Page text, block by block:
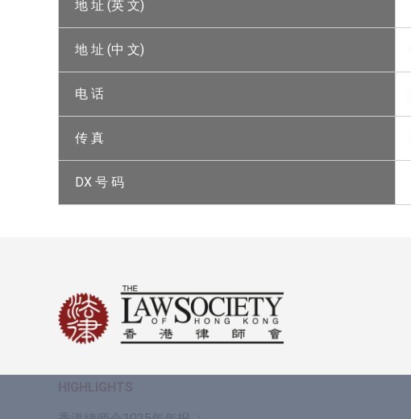
地 址 (英 文)
地 址 (中 文)
电 话
传 真
DX 号 码